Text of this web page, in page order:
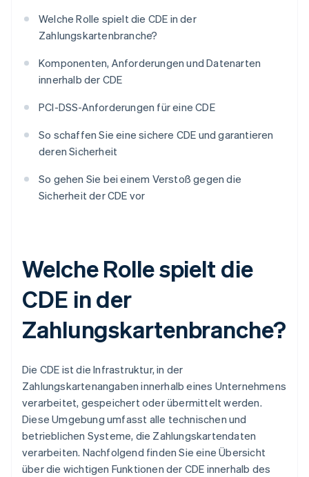
Welche Rolle spielt die CDE in der
Zahlungskartenbranche?
Komponenten, Anforderungen und Datenarten
innerhalb der CDE
PCI-DSS-Anforderungen für eine CDE
So schaffen Sie eine sichere CDE und garantieren
deren Sicherheit
So gehen Sie bei einem Verstoß gegen die
Sicherheit der CDE vor
Welche Rolle spielt die
CDE in der
Zahlungskartenbranche?
Die CDE ist die Infrastruktur, in der
Zahlungskartenangaben innerhalb eines Unternehmens
verarbeitet, gespeichert oder übermittelt werden.
Diese Umgebung umfasst alle technischen und
betrieblichen Systeme, die Zahlungskartendaten
verarbeiten. Nachfolgend finden Sie eine Übersicht
über die wichtigen Funktionen der CDE innerhalb des